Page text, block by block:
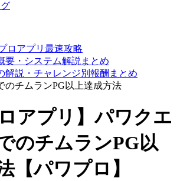
ロアプリ最速攻略
要・システム解説まとめ
解説・チャレンジ別報酬まとめ
のチムランPG以上達成方法
アプリ】パワクエ
のチムランPG以
【パワプロ】